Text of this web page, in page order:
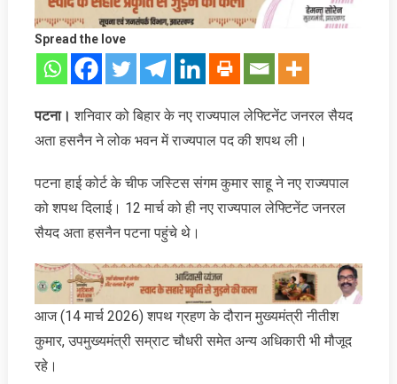
Spread the love
पटना। शनिवार को बिहार के नए राज्यपाल लेफ्टिनेंट जनरल सैयद
अता हसनैन ने लोक भवन में राज्यपाल पद की शपथ ली।
पटना हाई कोर्ट के चीफ जस्टिस संगम कुमार साहू ने नए राज्यपाल
को शपथ दिलाई। 12 मार्च को ही नए राज्यपाल लेफ्टिनेंट जनरल
सैयद अता हसनैन पटना पहुंचे थे।
आज (14 मार्च 2026) शपथ ग्रहण के दौरान मुख्यमंत्री नीतीश
कुमार, उपमुख्यमंत्री सम्राट चौधरी समेत अन्य अधिकारी भी मौजूद
रहे।